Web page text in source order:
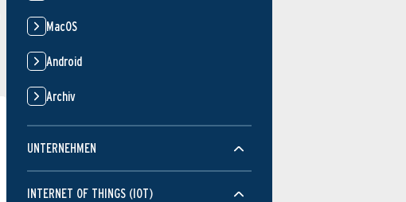
MacOS
Android
Archiv
UNTERNEHMEN
INTERNET OF THINGS (IOT)